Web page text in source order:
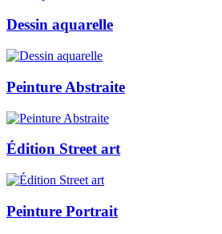
Dessin aquarelle
Peinture Abstraite
Édition Street art
Peinture Portrait